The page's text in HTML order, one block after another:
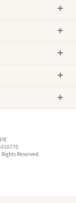
可
010770
Rights Reserved.